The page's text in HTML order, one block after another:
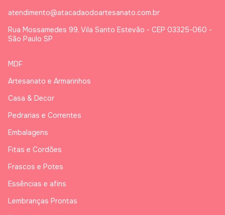
atendimento@atacadaodoartesanato.com.br
Rua Mossamedes 99, Vila Santo Estevão - CEP 03325-060 -
São Paulo SP
MDF
Artesanato e Armarinhos
Casa & Decor
Pedrarias e Correntes
Embalagens
Fitas e Cordões
Frascos e Potes
Essências e afins
Lembranças Prontas